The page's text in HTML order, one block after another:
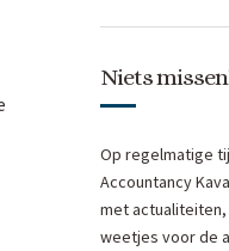
Niets
Op regelmatige
Accountancy
met
weetjes voor de